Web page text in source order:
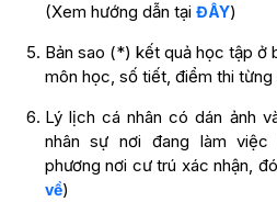
(Xem hướng dẫn tại ĐÂY)
Bản sao (*) kết quả học tập ở
môn học, số tiết, điểm thi từng
Lý lịch cá nhân có dán ảnh
nhân sự nơi đang làm việc
phương nơi cư trú xác nhận,
về)